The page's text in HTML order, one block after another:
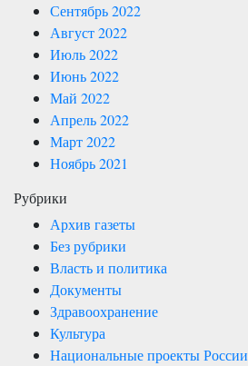
Сентябрь 2022
Август 2022
Июль 2022
Июнь 2022
Май 2022
Апрель 2022
Март 2022
Ноябрь 2021
Рубрики
Архив газеты
Без рубрики
Власть и политика
Документы
Здравоохранение
Культура
Национальные проекты России